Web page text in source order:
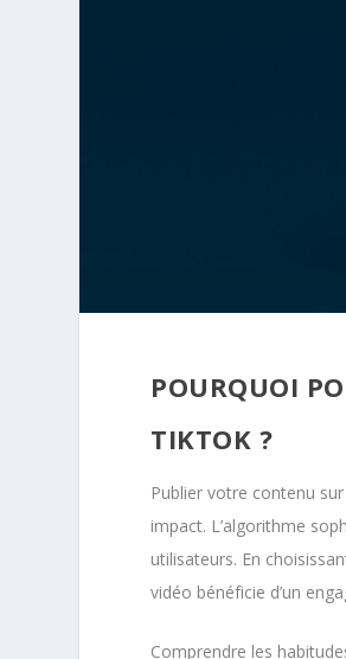
POURQUOI
TIKTOK ?
Publier votre contenu
impact. L’algorithme
utilisateurs. En
vidéo bénéficie d’un
Comprendre les